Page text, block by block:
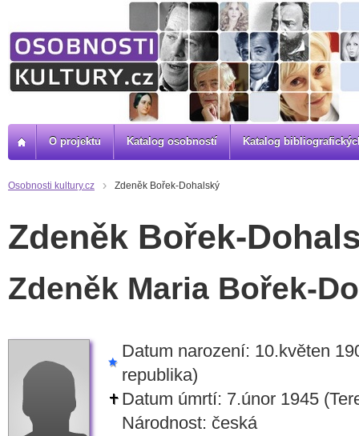
Osobnosti kultury.cz Zdeněk Bořek-Dohalský
Zdeněk Bořek-
Zdeněk Maria Bořek-
Datum narození: 10.květen
republika)
Datum úmrtí: 7.únor 1945
Národnost: česká
O projektu Katalog osobností Katalog